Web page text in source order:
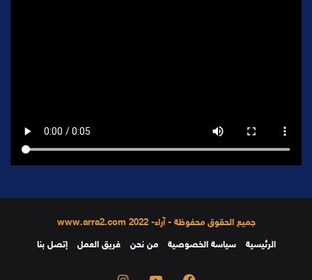
جميع الحقوق محفوظة - آراء- 2022 www.arra2.com
الرئيسية
سياسة الخصوصية من نحن فريق العمل إتصل بنا